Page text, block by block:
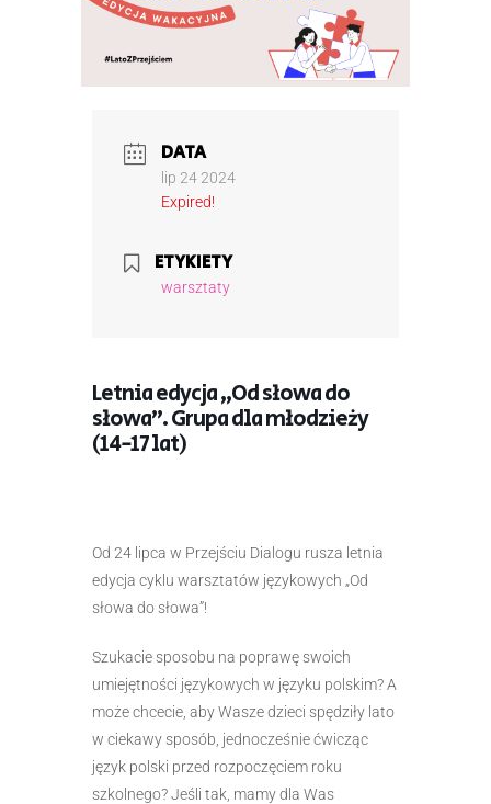
DATA
lip 24 2024
Expired!
ETYKIETY
warsztaty
Letnia edycja „Od słowa do
słowa”. Grupa dla młodzieży
(14-17 lat)
Od 24 lipca w Przejściu Dialogu rusza letnia
edycja cyklu warsztatów językowych „Od
słowa do słowa”!
Szukacie sposobu na poprawę swoich
umiejętności językowych w języku polskim? A
może chcecie, aby Wasze dzieci spędziły lato
w ciekawy sposób, jednocześnie ćwicząc
język polski przed rozpoczęciem roku
szkolnego? Jeśli tak, mamy dla Was